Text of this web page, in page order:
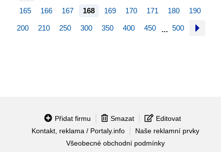
165 166 167 168 169 170 171 180 190
200 210 250 300 350 400 450 … 500
Přidat firmu Smazat
Editovat
Kontakt, reklama / Portaly.info
Naše reklamní prvky
Všeobecné obchodní podmínky